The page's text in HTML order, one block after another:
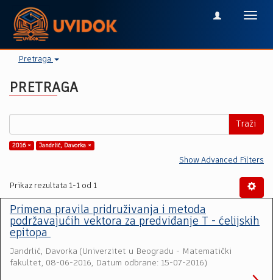
Pretraga
PRETRAGA
Traži
2016 × Jandrlić, Davorka ×
Show Advanced Filters
Prikaz rezultata 1-1 od 1
Primena pravila pridruživanja i metoda
podržavajućih vektora za predviđanje T - ćelijskih
epitopa
Jandrlić, Davorka (Univerzitet u Beogradu - Matematički
fakultet, 08-06-2016, Datum odbrane: 15-07-2016)